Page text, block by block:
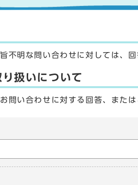
不明な問い合わせに対しては、回
扱いについて
問い合わせに対する回答、また